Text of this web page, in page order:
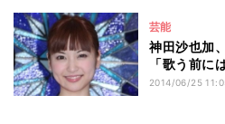
芸能
神田沙也加
「歌う前に
2014/06/25